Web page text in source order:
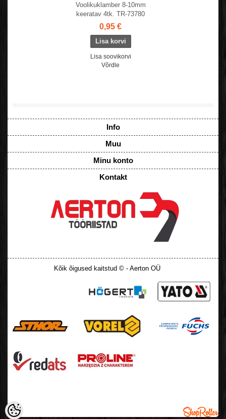
Voolikuklamber 8-10mm
keeratav 4tk. TR-73780
0,95 €
Lisa soovikorvi
Võrdle
Info
Muu
Minu konto
Kontakt
Kõik õigused kaitstud © - Aerton OÜ